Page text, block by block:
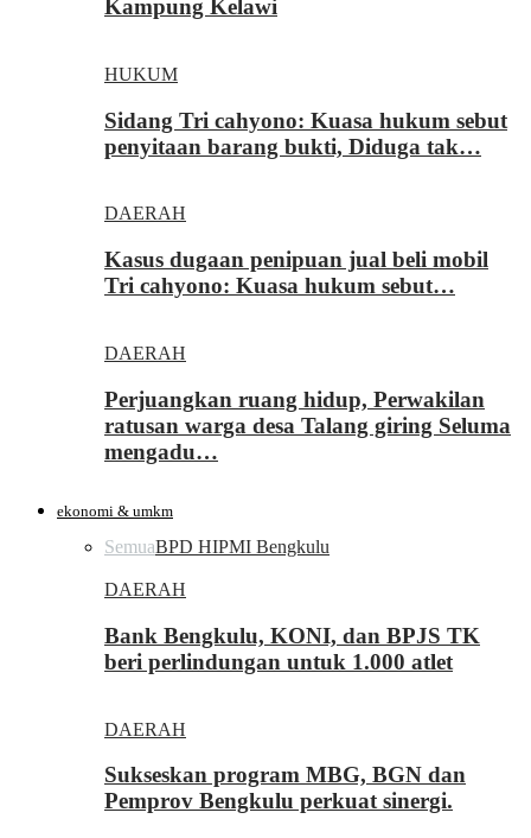
Kampung Kelawi
HUKUM
Sidang Tri cahyono: Kuasa hukum sebut
penyitaan barang bukti, Diduga tak…
DAERAH
Kasus dugaan penipuan jual beli mobil
Tri cahyono: Kuasa hukum sebut…
DAERAH
Perjuangkan ruang hidup, Perwakilan
ratusan warga desa Talang giring Seluma
mengadu…
ekonomi & umkm
SemuaBPD HIPMI Bengkulu
DAERAH
Bank Bengkulu, KONI, dan BPJS TK
beri perlindungan untuk 1.000 atlet
DAERAH
Sukseskan program MBG, BGN dan
Pemprov Bengkulu perkuat sinergi.